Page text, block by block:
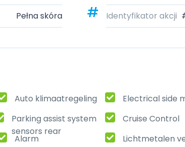
Pełna skóra Identyfikator akcji
Auto klimaatregeling
Electrical side
Parking assist system
sensors rear
Cruise Control
Alarm
Lichtmetalen